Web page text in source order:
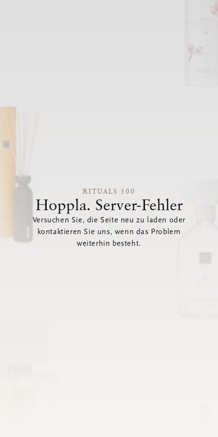
RITUALS 500
Hoppla. Server-Fehler
Versuchen Sie, die Seite neu zu laden oder
kontaktieren Sie uns, wenn das Problem
weiterhin besteht.